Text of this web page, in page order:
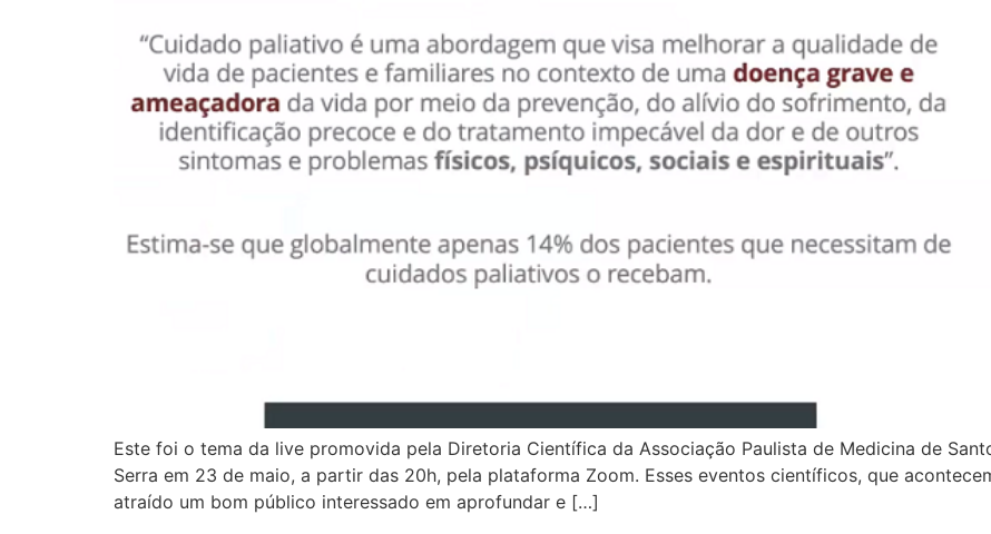
Este foi o tema da live promovida pela Diretoria Científica da Associação Paulista de Medicina de
Serra em 23 de maio, a partir das 20h, pela plataforma Zoom. Esses eventos científicos, que
atraído um bom público interessado em aprofundar e […]